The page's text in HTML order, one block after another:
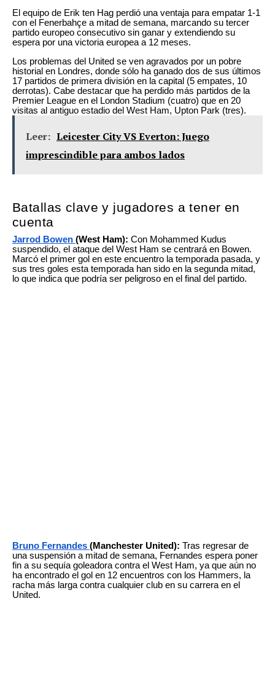
El equipo de Erik ten Hag perdió una ventaja para empatar 1-1
con el Fenerbahçe a mitad de semana, marcando su tercer
partido europeo consecutivo sin ganar y extendiendo su
espera por una victoria europea a 12 meses.
Los problemas del United se ven agravados por un pobre
historial en Londres, donde sólo ha ganado dos de sus últimos
17 partidos de primera división en la capital (5 empates, 10
derrotas). Cabe destacar que ha perdido más partidos de la
Premier League en el London Stadium (cuatro) que en 20
visitas al antiguo estadio del West Ham, Upton Park (tres).
Leer: Leicester City VS Everton: Juego
imprescindible para ambos lados
Batallas clave y jugadores a tener en
cuenta
Jarrod Bowen (West Ham): Con Mohammed Kudus
suspendido, el ataque del West Ham se centrará en Bowen.
Marcó el primer gol en este encuentro la temporada pasada, y
sus tres goles esta temporada han sido en la segunda mitad,
lo que indica que podría ser peligroso en el final del partido.
Bruno Fernandes (Manchester United): Tras regresar de
una suspensión a mitad de semana, Fernandes espera poner
fin a su sequía goleadora contra el West Ham, ya que aún no
ha encontrado el gol en 12 encuentros con los Hammers, la
racha más larga contra cualquier club en su carrera en el
United.